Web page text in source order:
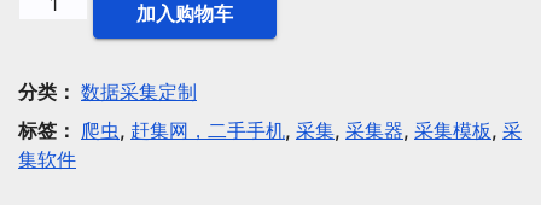
集：
赶
集
网-
加入购物车
分类： 数据采集定制
标签： 爬虫, 赶集网，二手手机, 采集, 采集器, 采集模板, 采
集软件